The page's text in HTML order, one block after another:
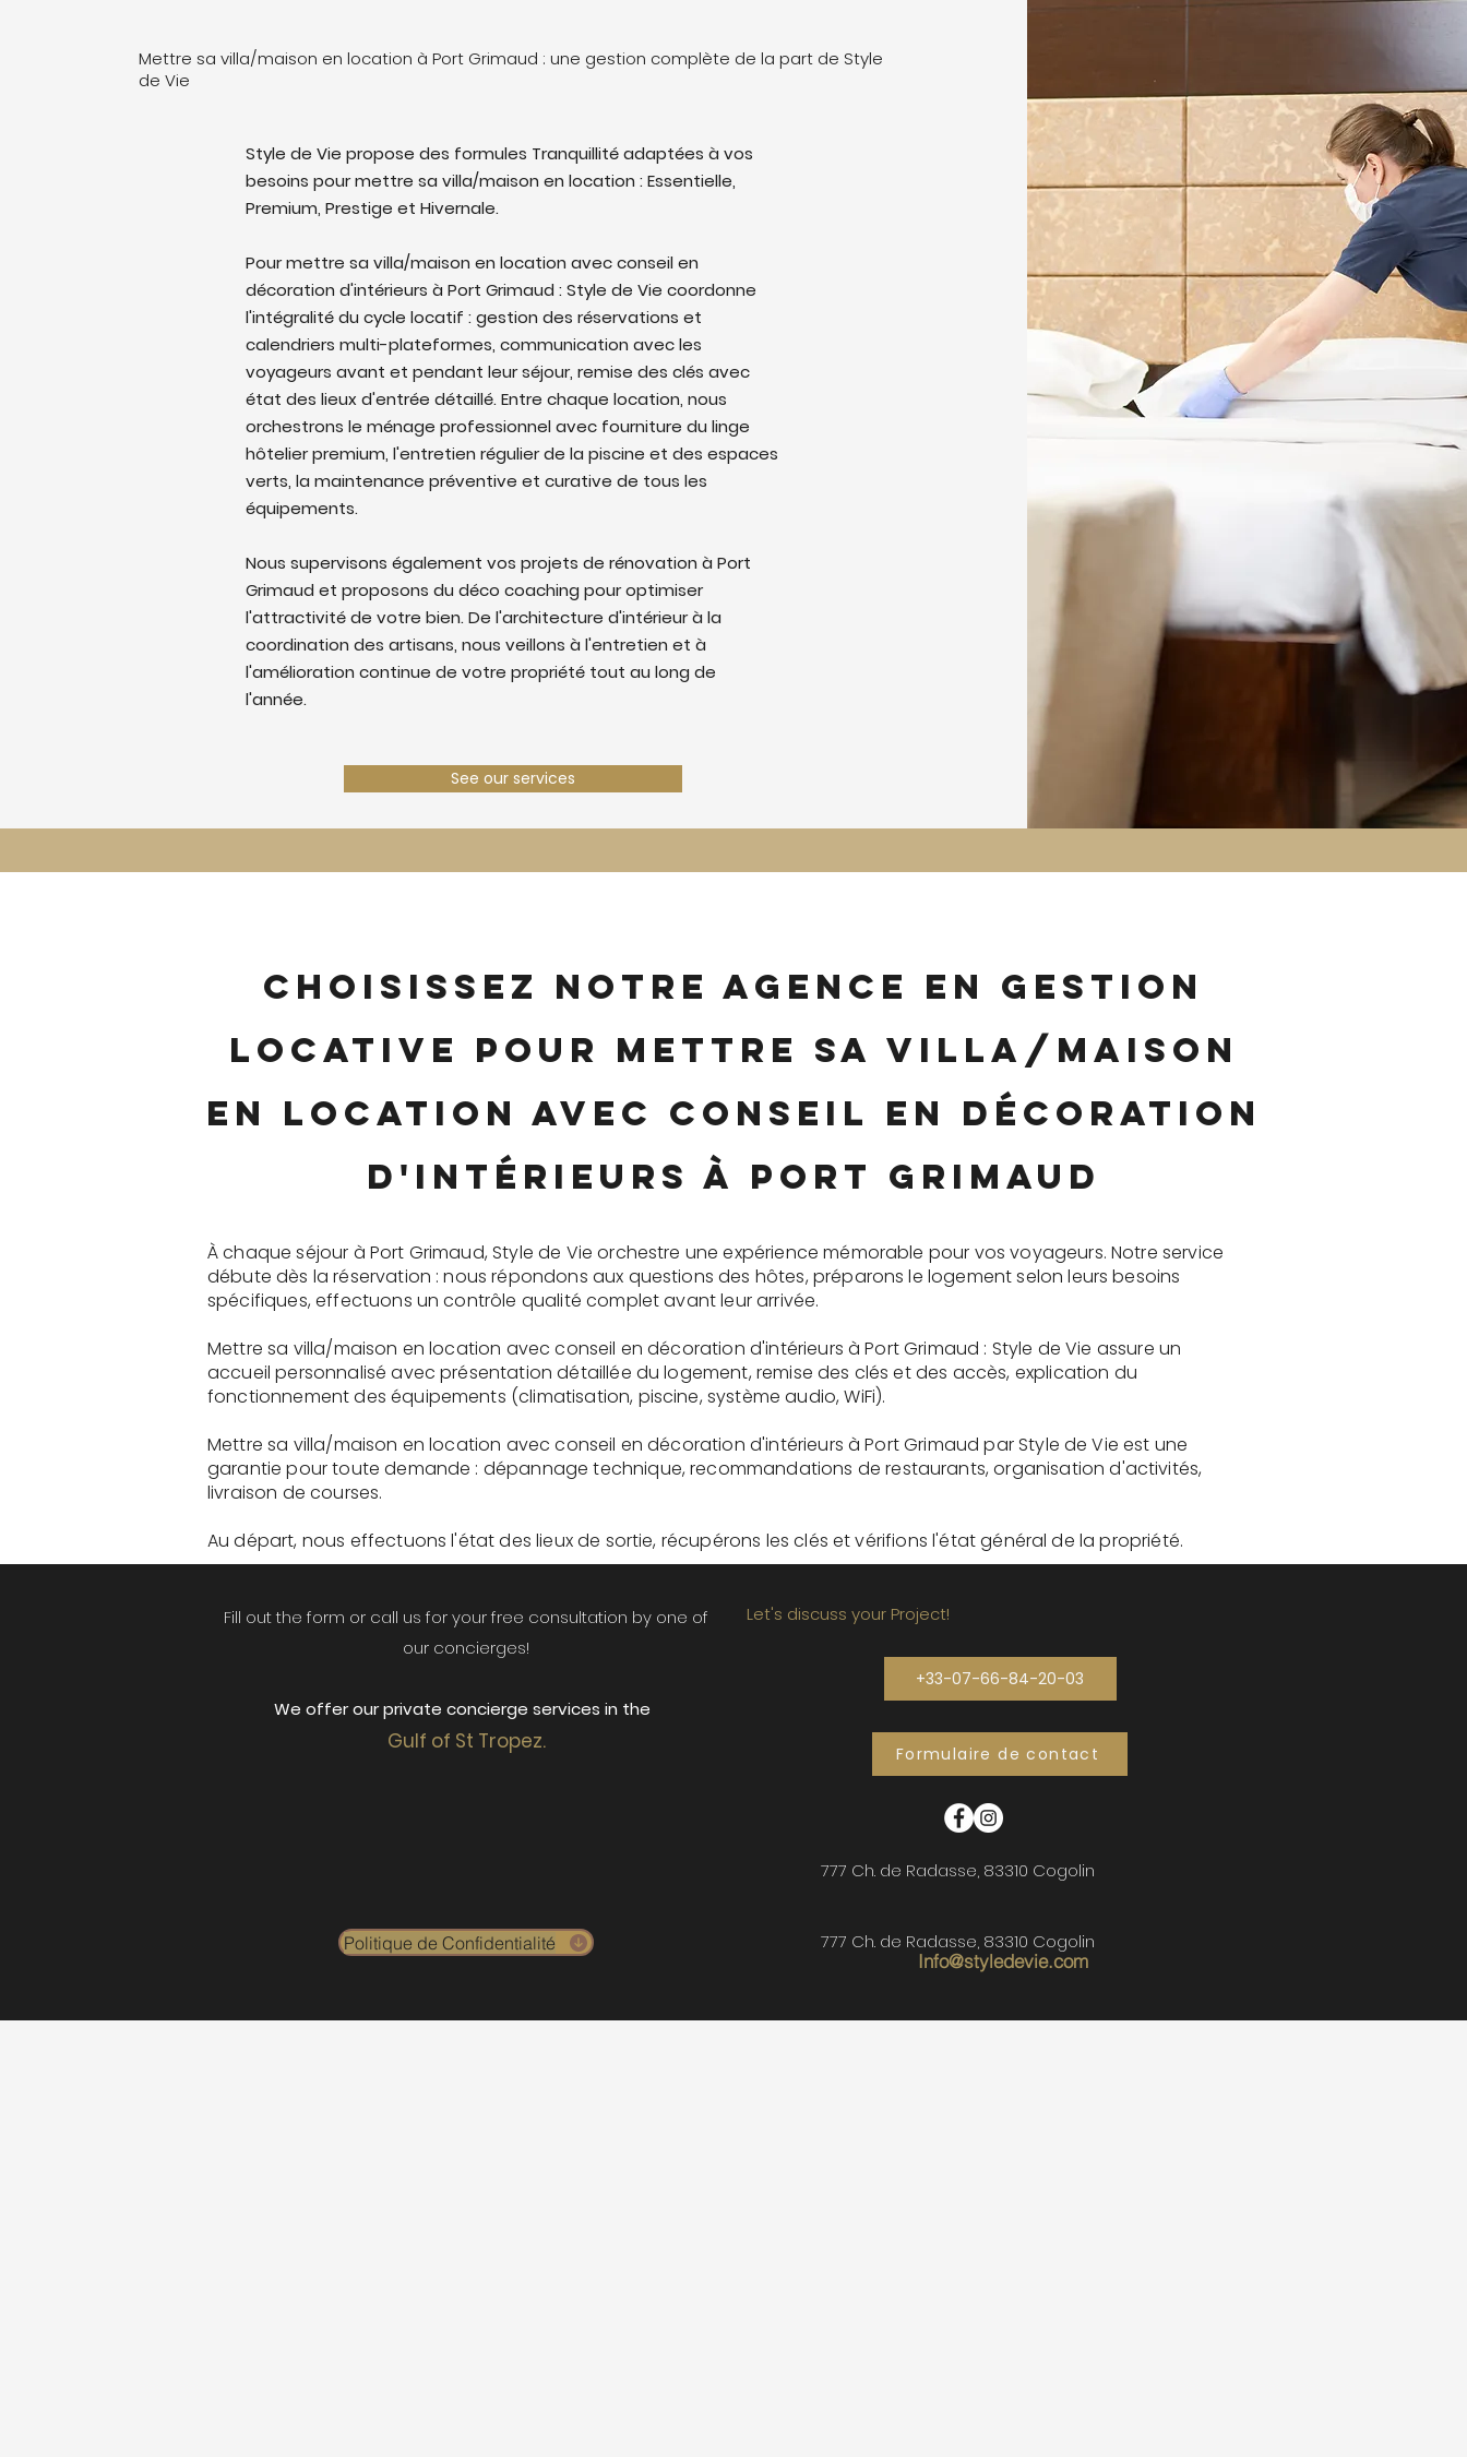
Mettre sa villa/maison en location à Port Grimaud : une gestion complète de la part de Style
de Vie
Style de Vie propose des formules Tranquillité adaptées à vos
besoins pour mettre sa villa/maison en location : Essentielle,
Premium, Prestige et Hivernale.
Pour mettre sa villa/maison en location avec conseil en
décoration d'intérieurs à Port Grimaud : Style de Vie coordonne
l'intégralité du cycle locatif : gestion des réservations et
calendriers multi-plateformes, communication avec les
voyageurs avant et pendant leur séjour, remise des clés avec
état des lieux d'entrée détaillé. Entre chaque location, nous
orchestrons le ménage professionnel avec fourniture du linge
hôtelier premium, l'entretien régulier de la piscine et des espaces
verts, la maintenance préventive et curative de tous les
équipements.
Nous supervisons également vos projets de rénovation à Port
Grimaud et proposons du déco coaching pour optimiser
l'attractivité de votre bien. De l'architecture d'intérieur à la
coordination des artisans, nous veillons à l'entretien et à
l'amélioration continue de votre propriété tout au long de
l'année.
See our services
Choisissez notre agence en gestion
locative pour mettre sa villa/maison
en location avec conseil en décoration
d'intérieurs à Port Grimaud
À chaque séjour à Port Grimaud, Style de Vie orchestre une expérience mémorable pour vos voyageurs. Notre service
débute dès la réservation : nous répondons aux questions des hôtes, préparons le logement selon leurs besoins
spécifiques, effectuons un contrôle qualité complet avant leur arrivée.
Mettre sa villa/maison en location avec conseil en décoration d'intérieurs à Port Grimaud : Style de Vie assure un
accueil personnalisé avec présentation détaillée du logement, remise des clés et des accès, explication du
fonctionnement des équipements (climatisation, piscine, système audio, WiFi).
Mettre sa villa/maison en location avec conseil en décoration d'intérieurs à Port Grimaud par Style de Vie est une
garantie pour toute demande : dépannage technique, recommandations de restaurants, organisation d'activités,
livraison de courses.
Au départ, nous effectuons l'état des lieux de sortie, récupérons les clés et vérifions l'état général de la propriété.
Fill out the form or call us for your free consultation by one of
our concierges!
We offer our private concierge services in the
Gulf of St Tropez.
Politique de Confidentialité
Let's discuss your Project!
+33-07-66-84-20-03
Formulaire de contact
777 Ch. de Radasse, 83310 Cogolin
Info@styledevie.com
777 Ch. de Radasse, 83310 Cogolin